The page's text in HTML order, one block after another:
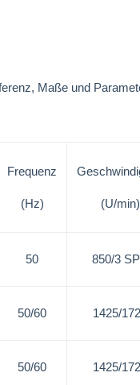
Maße und
Frequenz
(Hz) (U/min)
50 850/3
50/60 1425/
50/60 1425/